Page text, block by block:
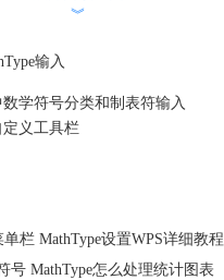
︾
输入
数学符号分类和制表符输入
定义工具栏
栏 MathType设置WPS详细教程
号 MathType怎么处理统计图表